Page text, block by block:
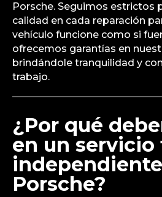
Porsche. Seguimos estrictos
calidad en cada reparación
vehículo funcione como si
ofrecemos garantías en
brindándole tranquilidad y
trabajo.
¿Por qué
en un servicio
Porsche?